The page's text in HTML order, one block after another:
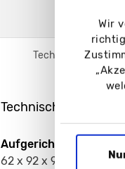
Wir
Technische Daten
Technische Daten –
Aufgerichtetes Format:
62 x 92 x 9 mm